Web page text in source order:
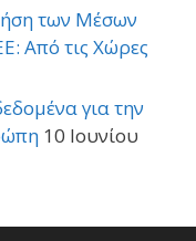
των Μέσων
Από τις Χώρες
για την
10 Ιουνίου